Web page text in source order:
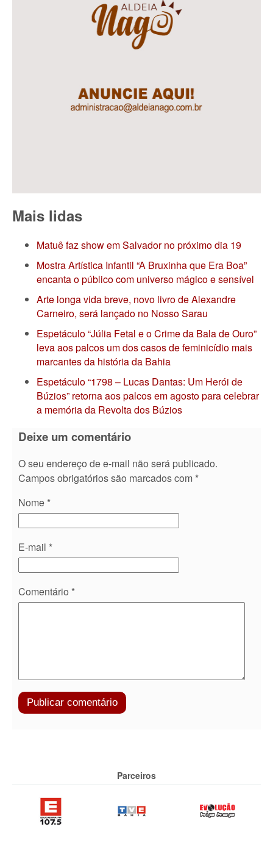
Mais lidas
Matuê faz show em Salvador no próximo dia 19
Mostra Artística Infantil “A Bruxinha que Era Boa”
encanta o público com universo mágico e sensível
Arte longa vida breve, novo livro de Alexandre
Carneiro, será lançado no Nosso Sarau
Espetáculo “Júlia Fetal e o Crime da Bala de Ouro”
leva aos palcos um dos casos de feminicídio mais
marcantes da história da Bahia
Espetáculo “1798 – Lucas Dantas: Um Herói de
Búzios” retorna aos palcos em agosto para celebrar
a memória da Revolta dos Búzios
Deixe um comentário
O seu endereço de e-mail não será publicado.
Campos obrigatórios são marcados com *
Nome *
E-mail *
Comentário *
Parceiros